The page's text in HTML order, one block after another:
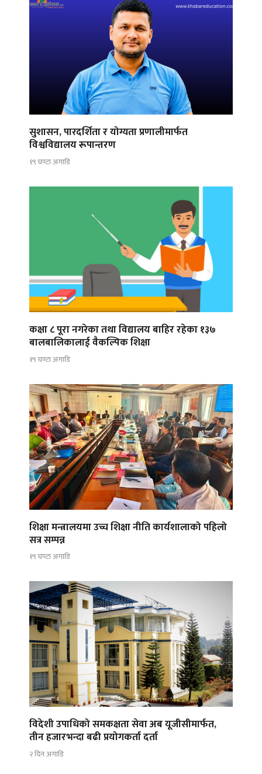
सुशासन, पारदर्शिता र योग्यता प्रणालीमार्फत
विश्वविद्यालय रूपान्तरण
१९ घण्टा अगाडि
कक्षा ८ पूरा नगरेका तथा विद्यालय बाहिर रहेका १३७
बालबालिकालाई वैकल्पिक शिक्षा
१९ घण्टा अगाडि
शिक्षा मन्त्रालयमा उच्च शिक्षा नीति कार्यशालाको पहिलो
सत्र सम्पन्न
१९ घण्टा अगाडि
विदेशी उपाधिको समकक्षता सेवा अब यूजीसीमार्फत,
तीन हजारभन्दा बढी प्रयोगकर्ता दर्ता
२ दिन अगाडि